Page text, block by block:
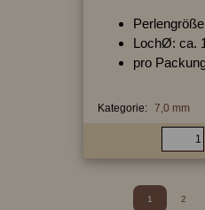
LochØ: ca.
pro
Kategorie: 7,0 mm
1 2